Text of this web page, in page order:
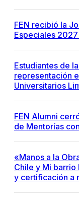
FEN recibió la
Especiales
Estudiantes de
representación
Universitarios
FEN Alumni
de Mentorías
«Manos a la
Chile y Mi
y certificación a